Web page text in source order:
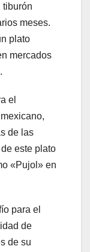
tiburón
meses.
plato
mercados
el
de las
este plato
«Pujol» en
para el
de
de su